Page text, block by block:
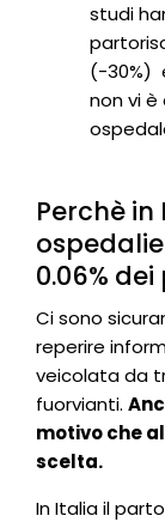
studi
(-30%)
non vi
Perchè
0.06%
Ci sono
reperire
veicolata da
fuorvianti.
motivo che
scelta.
In Italia il